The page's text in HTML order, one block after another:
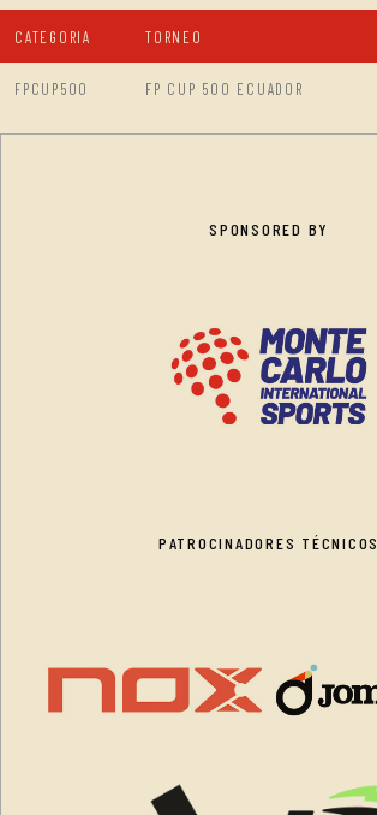
CATEGORIA TORNEO
FPCUP500 FP CUP 500 ECUADOR
SPONSORED BY
PATROCINADORES TÉCNICOS